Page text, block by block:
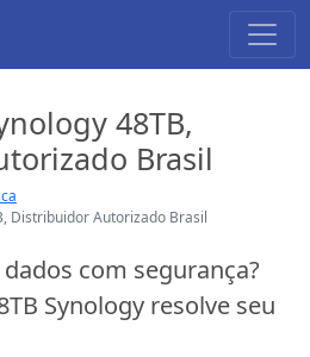
48TB,
Brasil
Distribuidor Autorizado Brasil
com segurança?
Synology resolve seu